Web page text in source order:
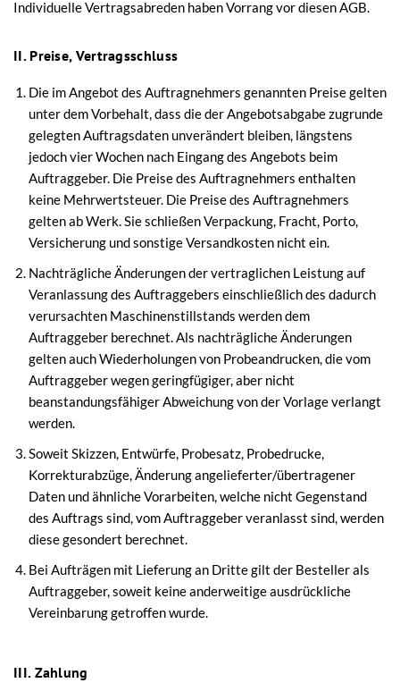
Individuelle Vertragsabreden haben Vorrang vor diesen AGB.
II. Preise, Vertragsschluss
Die im Angebot des Auftragnehmers genannten Preise gelten
unter dem Vorbehalt, dass die der Angebotsabgabe zugrunde
gelegten Auftragsdaten unverändert bleiben, längstens
jedoch vier Wochen nach Eingang des Angebots beim
Auftraggeber. Die Preise des Auftragnehmers enthalten
keine Mehrwertsteuer. Die Preise des Auftragnehmers
gelten ab Werk. Sie schließen Verpackung, Fracht, Porto,
Versicherung und sonstige Versandkosten nicht ein.
Nachträgliche Änderungen der vertraglichen Leistung auf
Veranlassung des Auftraggebers einschließlich des dadurch
verursachten Maschinenstillstands werden dem
Auftraggeber berechnet. Als nachträgliche Änderungen
gelten auch Wiederholungen von Probeandrucken, die vom
Auftraggeber wegen geringfügiger, aber nicht
beanstandungsfähiger Abweichung von der Vorlage verlangt
werden.
Soweit Skizzen, Entwürfe, Probesatz, Probedrucke,
Korrekturabzüge, Änderung angelieferter/übertragener
Daten und ähnliche Vorarbeiten, welche nicht Gegenstand
des Auftrags sind, vom Auftraggeber veranlasst sind, werden
diese gesondert berechnet.
Bei Aufträgen mit Lieferung an Dritte gilt der Besteller als
Auftraggeber, soweit keine anderweitige ausdrückliche
Vereinbarung getroffen wurde.
III. Zahlung